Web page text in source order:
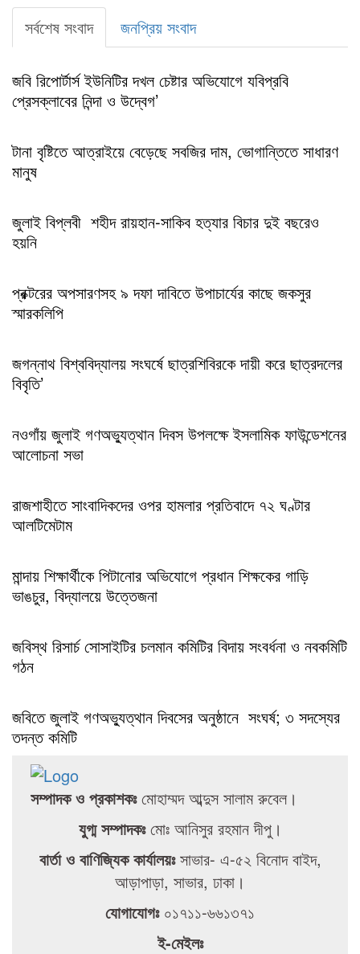
সর্বশেষ সংবাদ
জনপ্রিয় সংবাদ
জবি রিপোর্টার্স ইউনিটির দখল চেষ্টার অভিযোগে যবিপ্রবি
প্রেসক্লাবের নিন্দা ও উদ্বেগ’
টানা বৃষ্টিতে আত্রাইয়ে বেড়েছে সবজির দাম, ভোগান্তিতে সাধারণ
মানুষ
জুলাই বিপ্লবী শহীদ রায়হান-সাকিব হত্যার বিচার দুই বছরেও
হয়নি
প্রক্টরের অপসারণসহ ৯ দফা দাবিতে উপাচার্যের কাছে জকসুর
স্মারকলিপি
জগন্নাথ বিশ্ববিদ্যালয় সংঘর্ষে ছাত্রশিবিরকে দায়ী করে ছাত্রদলের
বিবৃতি’
নওগাঁয় জুলাই গণঅভ্যুত্থান দিবস উপলক্ষে ইসলামিক ফাউন্ডেশনের
আলোচনা সভা
রাজশাহীতে সাংবাদিকদের ওপর হামলার প্রতিবাদে ৭২ ঘণ্টার
আলটিমেটাম
মান্দায় শিক্ষার্থীকে পিটানোর অভিযোগে প্রধান শিক্ষকের গাড়ি
ভাঙচুর, বিদ্যালয়ে উত্তেজনা
জবিস্থ রিসার্চ সোসাইটির চলমান কমিটির বিদায় সংবর্ধনা ও নবকমিটি
গঠন
জবিতে জুলাই গণঅভ্যুত্থান দিবসের অনুষ্ঠানে সংঘর্ষ; ৩ সদস্যের
তদন্ত কমিটি
সম্পাদক ও প্রকাশকঃমোহাম্মদ আব্দুস সালাম রুবেল।
যুগ্ম সম্পাদকঃমোঃ আনিসুর রহমান দীপু।
বার্তা ও বাণিজ্যিক কার্যালয়ঃসাভার- এ-৫২ বিনোদ বাইদ,
আড়াপাড়া, সাভার, ঢাকা।
যোগাযোগঃ০১৭১১-৬৬১৩৭১
ই-মেইলঃ